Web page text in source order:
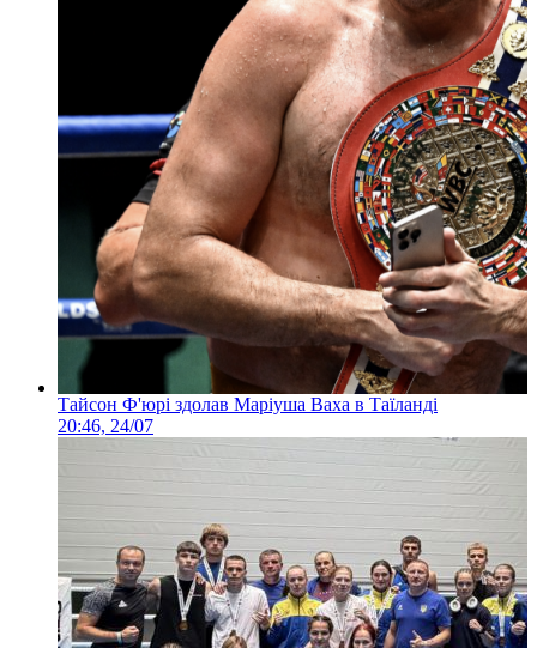
Тайсон Ф'юрі здолав Маріуша Ваха в Таїланді
20:46, 24/07